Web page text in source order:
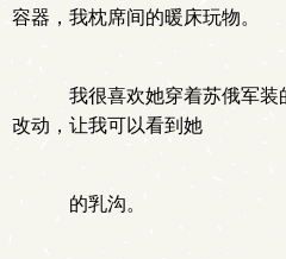
容器，我枕席间的暖床玩物。
我很喜欢她穿着苏俄军装
改动，让我可以看到她
的乳沟。